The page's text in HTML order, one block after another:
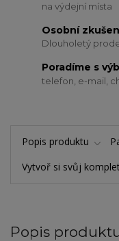
na výdejní místa
Osobní
Dlouholetý
Poradíme s
telefon, e-mail,
Popis produktu
Vytvoř si svůj
Popis